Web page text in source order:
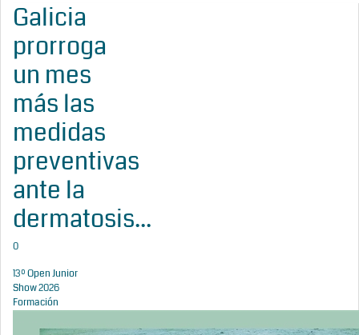
Galicia
prorroga
un mes
más las
medidas
preventivas
ante la
dermatosis...
0
13º Open Junior
Show 2026
Formación